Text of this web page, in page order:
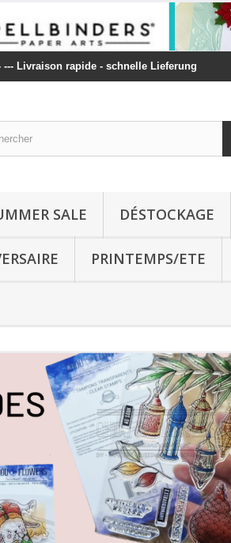
--- Livraison rapide - schnelle Lieferung
SALE DÉSTOCKAGE
PRINTEMPS/ETE